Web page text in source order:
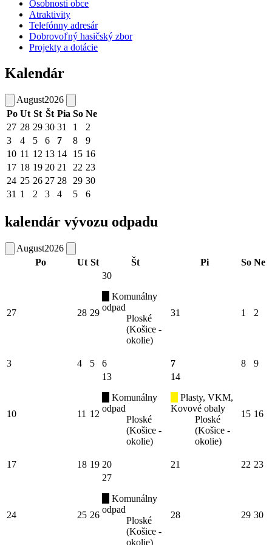
Osobnosti obce
Atraktivity
Telefónny adresár
Dobrovoľný hasičský zbor
Projekty a dotácie
Kalendár
August2026
Po Ut St Št Pia So Ne
27 28 29 30 31 1
2
3
4 5 6 7 8
9
10 11 12 13 14 15 16
17 18 19 20 21 22 23
24 25 26 27 28 29 30
31 1 2 3 4 5 6
kalendár vývozu odpadu
August2026
Po
Ut St Št Pi So Ne
27 28 29
30
Komunálny
odpad
Ploské
(Košice -
okolie)
31 1 2
3 4 5 6 7 8 9
10 11 12
13
Komunálny
odpad
Ploské
(Košice -
okolie)
14
Plasty, VKM,
Kovové obaly
Ploské
(Košice -
okolie)
15 16
17 18 19 20 21 22 23
24 25 26
27
Komunálny
odpad
Ploské
(Košice -
okolie)
28 29 30